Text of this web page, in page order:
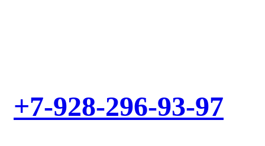
+7-928-296-93-97